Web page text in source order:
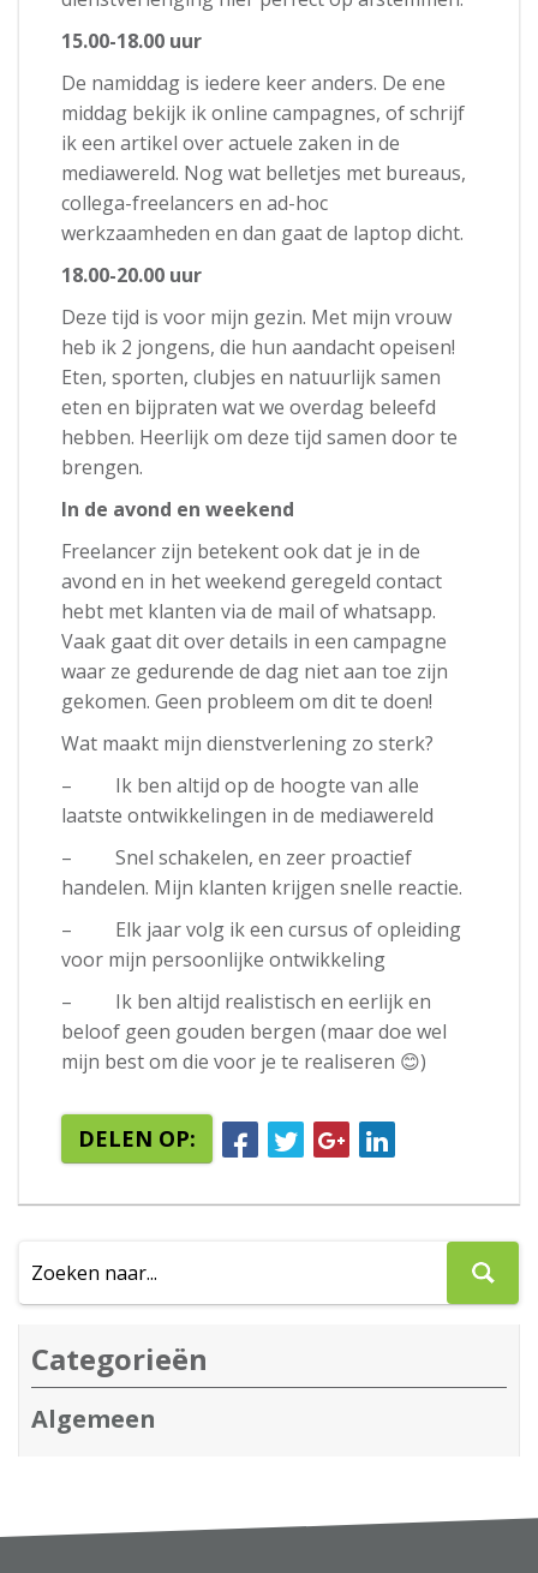
15.00-18.00 uur
De namiddag is iedere keer anders. De ene
middag bekijk ik online campagnes, of schrijf
ik een artikel over actuele zaken in de
mediawereld. Nog wat belletjes met bureaus,
collega-freelancers en ad-hoc
werkzaamheden en dan gaat de laptop dicht.
18.00-20.00 uur
Deze tijd is voor mijn gezin. Met mijn vrouw
heb ik 2 jongens, die hun aandacht opeisen!
Eten, sporten, clubjes en natuurlijk samen
eten en bijpraten wat we overdag beleefd
hebben. Heerlijk om deze tijd samen door te
brengen.
In de avond en weekend
Freelancer zijn betekent ook dat je in de
avond en in het weekend geregeld contact
hebt met klanten via de mail of whatsapp.
Vaak gaat dit over details in een campagne
waar ze gedurende de dag niet aan toe zijn
gekomen. Geen probleem om dit te doen!
Wat maakt mijn dienstverlening zo sterk?
– Ik ben altijd op de hoogte van alle
laatste ontwikkelingen in de mediawereld
– Snel schakelen, en zeer proactief
handelen. Mijn klanten krijgen snelle reactie.
– Elk jaar volg ik een cursus of opleiding
voor mijn persoonlijke ontwikkeling
– Ik ben altijd realistisch en eerlijk en
beloof geen gouden bergen (maar doe wel
mijn best om die voor je te realiseren 😊)
DELEN OP:
Categorieën
Algemeen